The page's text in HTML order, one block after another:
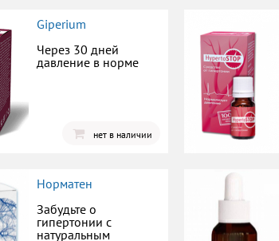
Giperium
Через 30 дней
давление в норме
нет в наличии
Норматен
Забудьте о
гипертонии с
натуральным